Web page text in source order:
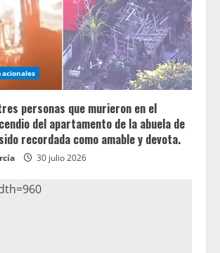
personas que murieron en el
del apartamento de la abuela de
recordada como amable y devota.
30 julio 2026